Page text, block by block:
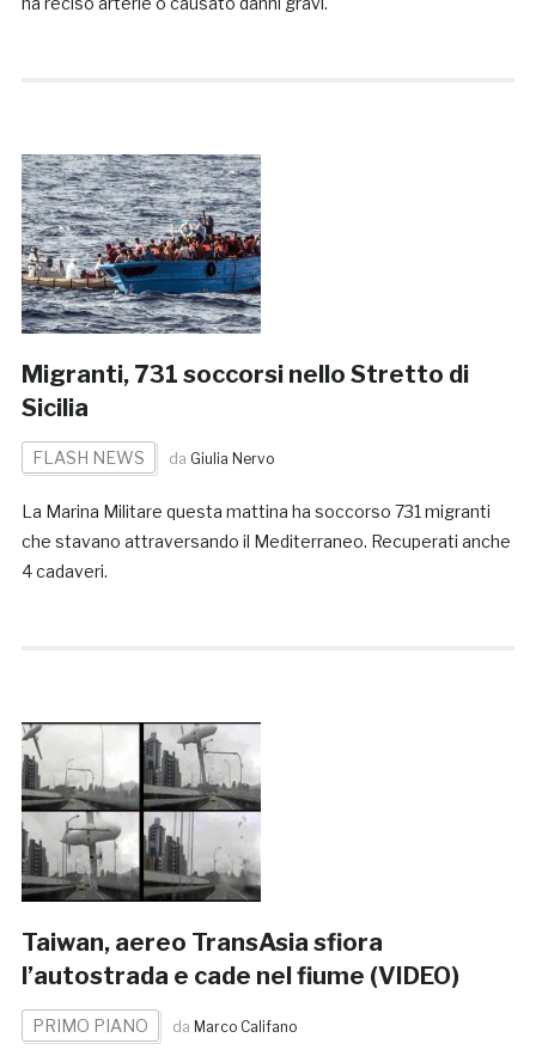
Migranti, 731 soccorsi nello Stretto di
Sicilia
FLASH NEWS da Giulia Nervo
La Marina Militare questa mattina ha soccorso 731 migranti
che stavano attraversando il Mediterraneo. Recuperati anche
4 cadaveri.
Taiwan, aereo TransAsia sfiora
l’autostrada e cade nel fiume (VIDEO)
PRIMO PIANO da Marco Califano